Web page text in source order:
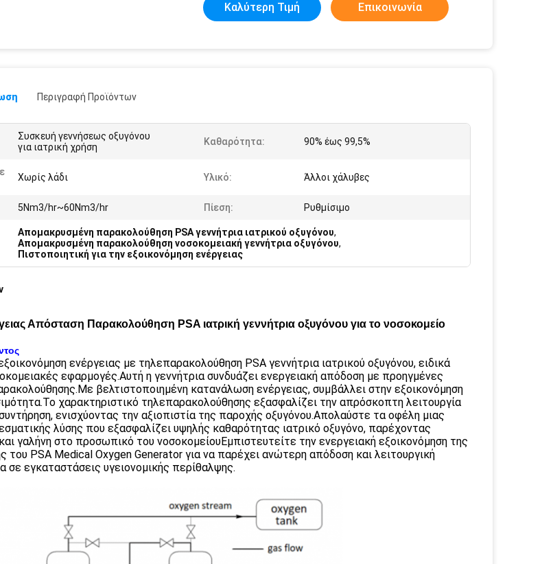
Καλύτερη Τιμή Επικοινωνία
Περιγραφή Προϊόντων
Συσκευή γεννήσεως οξυγόνου
για ιατρική χρήση
Καθαρότητα: 90% έως 99,5%
Χωρίς λάδι Υλικό: Άλλοι χάλυβες
5Nm3/hr~60Nm3/hr Πίεση: Ρυθμίσιμο
Απομακρυσμένη παρακολούθηση PSA γεννήτρια ιατρικού οξυγόνου,
Απομακρυσμένη παρακολούθηση νοσοκομειακή γεννήτρια οξυγόνου,
Πιστοποιητική για την εξοικονόμηση ενέργειας
Απόσταση Παρακολούθηση PSA ιατρική γεννήτρια οξυγόνου για το νοσοκομείο
ενέργειας με τηλεπαρακολούθηση PSA γεννήτρια ιατρικού οξυγόνου, ειδικά
εφαρμογές.Αυτή η γεννήτρια συνδυάζει ενεργειακή απόδοση με προηγμένες
βελτιστοποιημένη κατανάλωση ενέργειας, συμβάλλει στην εξοικονόμηση
χαρακτηριστικό τηλεπαρακολούθησης εξασφαλίζει την απρόσκοπτη λειτουργία
ενισχύοντας την αξιοπιστία της παροχής οξυγόνου.Απολαύστε τα οφέλη μιας
λύσης που εξασφαλίζει υψηλής καθαρότητας ιατρικό οξυγόνο, παρέχοντας
γαλήνη στο προσωπικό του νοσοκομείουΕμπιστευτείτε την ενεργειακή εξοικονόμηση της
του PSA Medical Oxygen Generator για να παρέχει ανώτερη απόδοση και λειτουργική
σε εγκαταστάσεις υγειονομικής περίθαλψης.